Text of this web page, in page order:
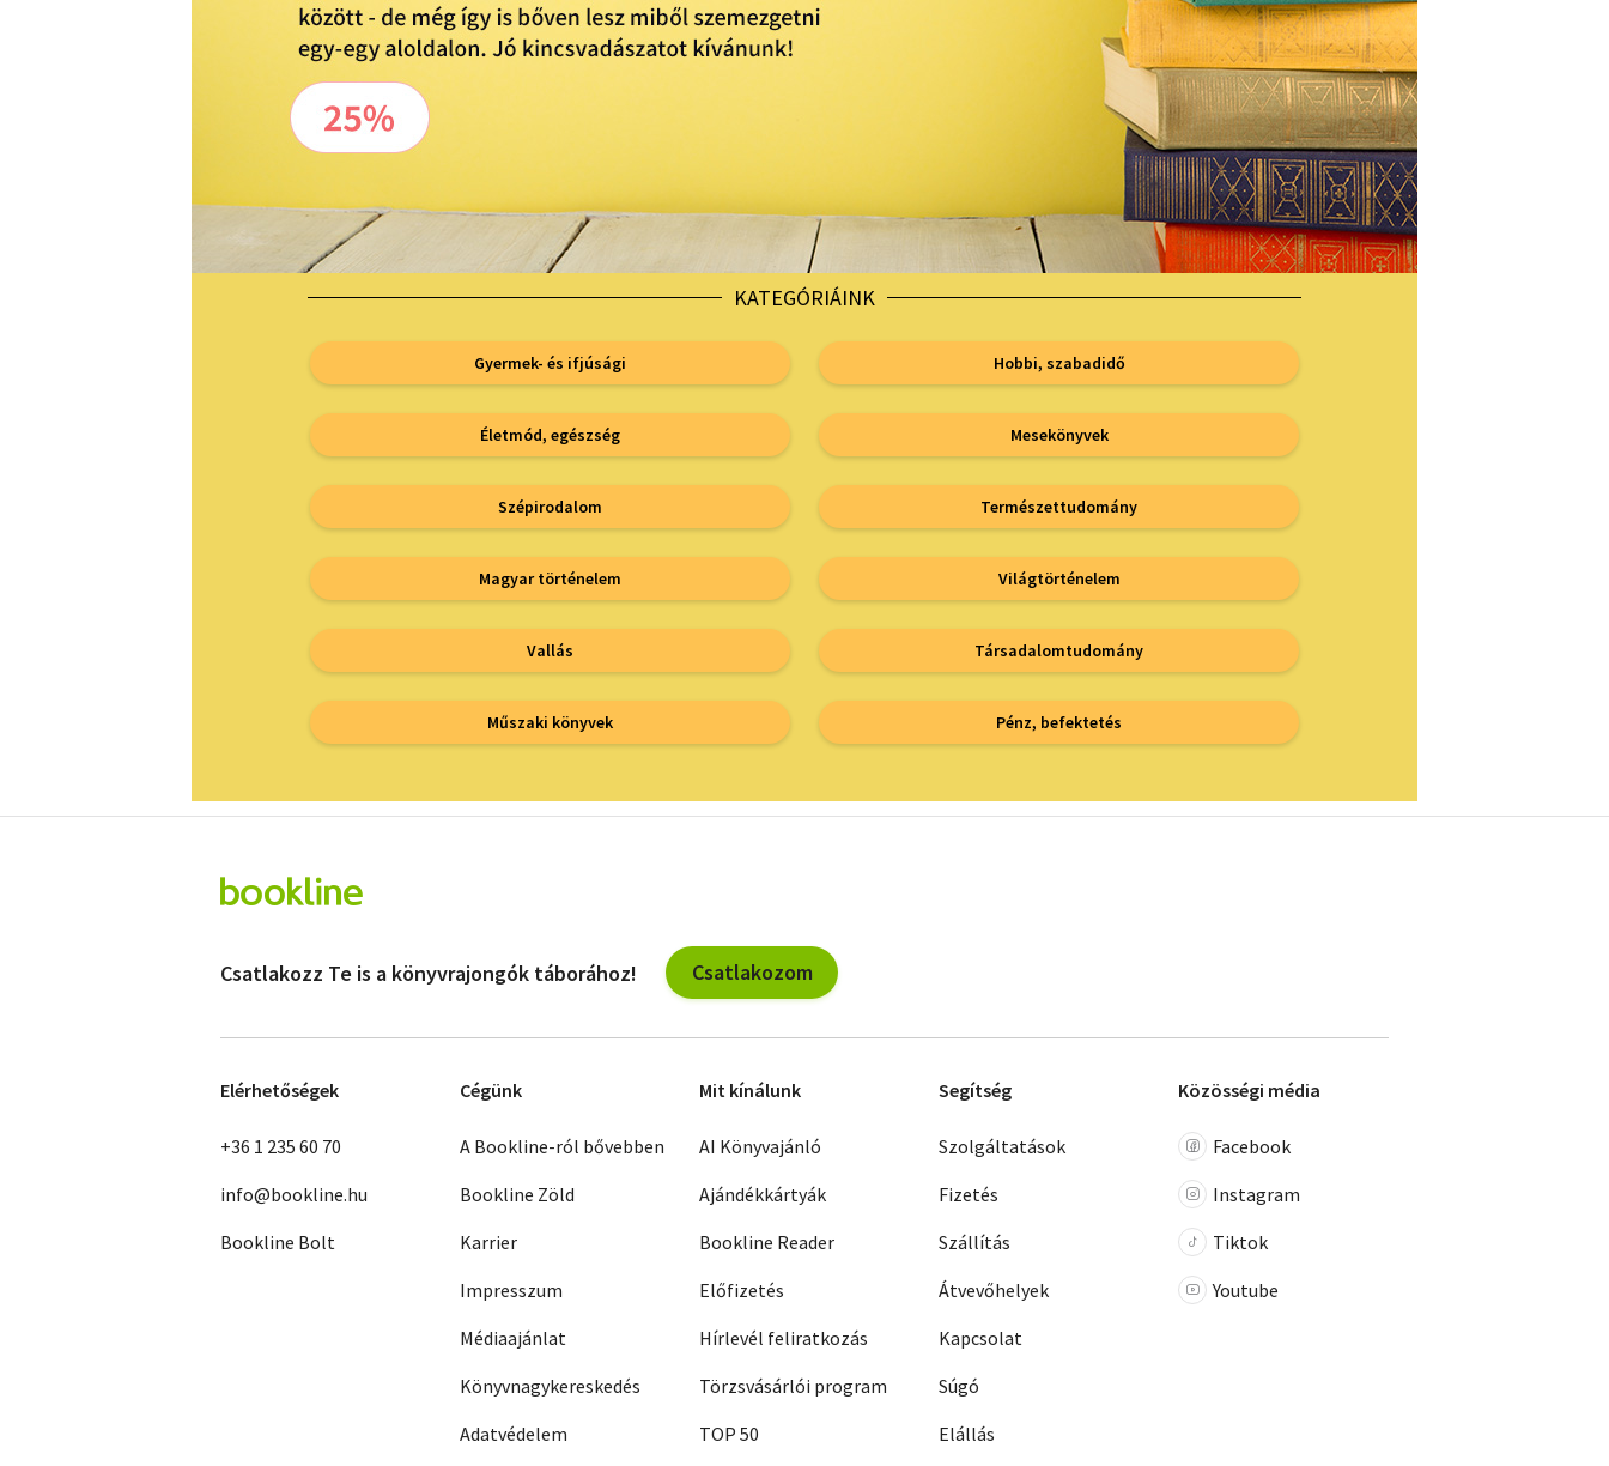
KATEGÓRIÁINK
Gyermek- és ifjúsági Hobbi, szabadidő
Életmód, egészség Mesekönyvek
Szépirodalom Természettudomány
Magyar történelem Világtörténelem
Vallás Társadalomtudomány
Műszaki könyvek Pénz, befektetés
Csatlakozz Te is a könyvrajongók táborához! Csatlakozom
Elérhetőségek
+36 1 235 60 70
info@bookline.hu
Bookline Bolt
Cégünk
A Bookline-ról bővebben
Bookline Zöld
Karrier
Impresszum
Médiaajánlat
Könyvnagykereskedés
Adatvédelem
Mit kínálunk
AI Könyvajánló
Ajándékkártyák
Bookline Reader
Előfizetés
Hírlevél feliratkozás
Törzsvásárlói program
TOP 50
Segítség
Szolgáltatások
Fizetés
Szállítás
Átvevőhelyek
Kapcsolat
Súgó
Elállás
Közösségi média
Facebook
Instagram
Tiktok
Youtube